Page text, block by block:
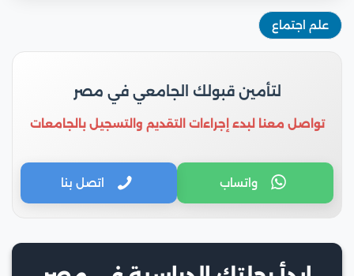
علم اجتماع
لتأمين قبولك الجامعي في مصر
تواصل معنا لبدء إجراءات التقديم والتسجيل بالجامعات
واتساب اتصل بنا